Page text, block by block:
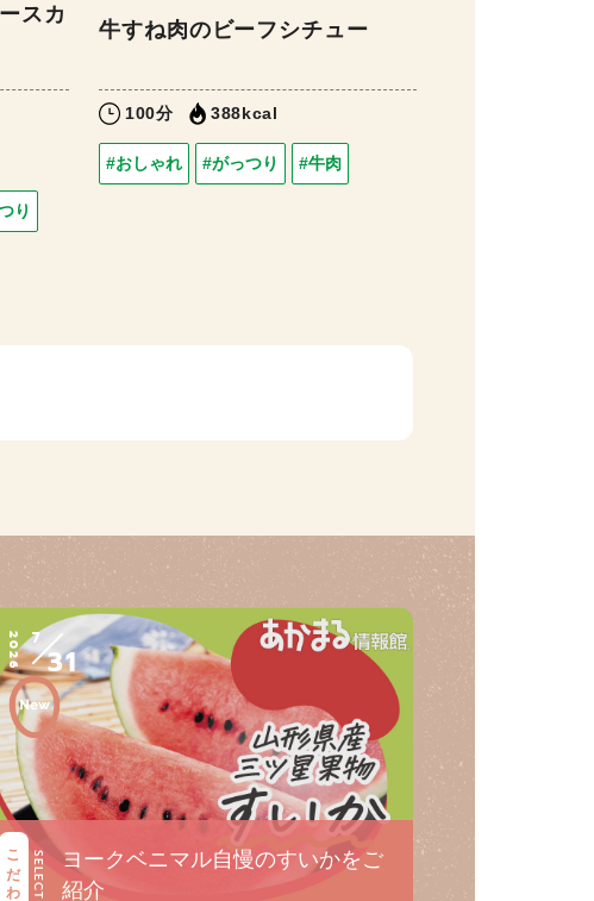
スカ
り
牛すね肉のビーフシチュー
100分 388kcal
#おしゃれ #がっつり #牛肉
2026 7
31
こだわり SELECT
ヨークベニマル自慢のすいかをご
紹介